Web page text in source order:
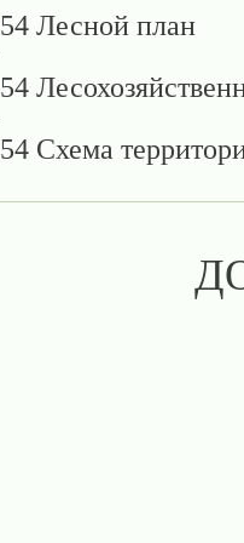
54 Лесной план
54
54 Схема